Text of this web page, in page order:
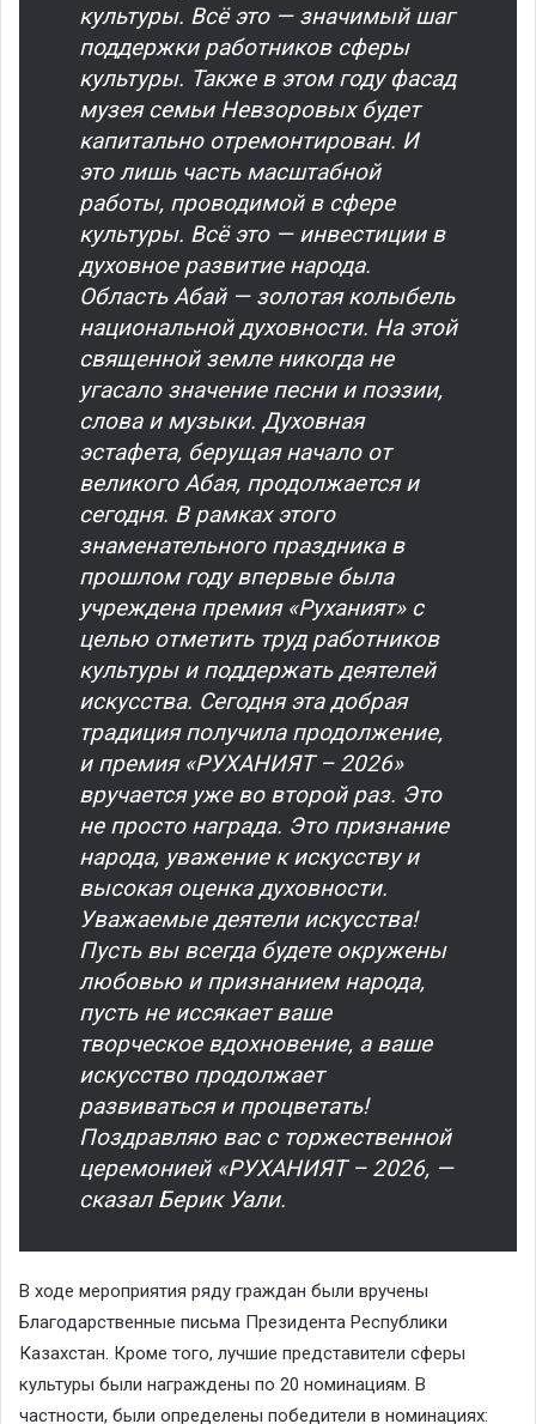
культуры. Всё это — значимый шаг
поддержки работников сферы
культуры. Также в этом году фасад
музея семьи Невзоровых будет
капитально отремонтирован. И
это лишь часть масштабной
работы, проводимой в сфере
культуры. Всё это — инвестиции в
духовное развитие народа.
Область Абай — золотая колыбель
национальной духовности. На этой
священной земле никогда не
угасало значение песни и поэзии,
слова и музыки. Духовная
эстафета, берущая начало от
великого Абая, продолжается и
сегодня. В рамках этого
знаменательного праздника в
прошлом году впервые была
учреждена премия «Руханият» с
целью отметить труд работников
культуры и поддержать деятелей
искусства. Сегодня эта добрая
традиция получила продолжение,
и премия «РУХАНИЯТ – 2026»
вручается уже во второй раз. Это
не просто награда. Это признание
народа, уважение к искусству и
высокая оценка духовности.
Уважаемые деятели искусства!
Пусть вы всегда будете окружены
любовью и признанием народа,
пусть не иссякает ваше
творческое вдохновение, а ваше
искусство продолжает
развиваться и процветать!
Поздравляю вас с торжественной
церемонией «РУХАНИЯТ – 2026, —
сказал Берик Уали.
В ходе мероприятия ряду граждан были вручены
Благодарственные письма Президента Республики
Казахстан. Кроме того, лучшие представители сферы
культуры были награждены по 20 номинациям. В
частности, были определены победители в номинациях: